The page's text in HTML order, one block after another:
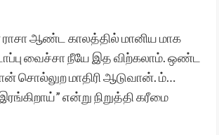
ஆண்ட காலத்தில் மானிய மாக
வைச்சா நீயே இத விற்கலாம். ஒண்ட
சொல்லுற மாதிரி ஆடுவான். ம்…
என்று நிறுத்தி கரீமை